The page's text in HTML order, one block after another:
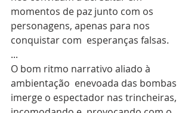
momentos de paz junto com os
personagens, apenas para nos
conquistar com  esperanças falsas.
...
O bom ritmo narrativo aliado à
ambientação  enevoada das bombas
imerge o espectador nas trincheiras,